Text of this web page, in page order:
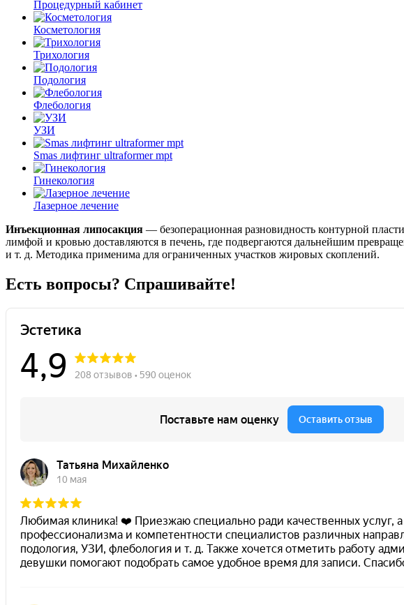
Процедурный кабинет
Косметология
Трихология
Подология
Флебология
УЗИ
Smas лифтинг ultraformer mpt
Гинекология
Лазерное лечение
Инъекционная липосакция — безоперационная разновидность контурной
лимфой и кровью доставляются в печень, где подвергаются дальнейшим
и т. д. Методика применима для ограниченных участков жировых скоплений.
Есть вопросы? Спрашивайте!